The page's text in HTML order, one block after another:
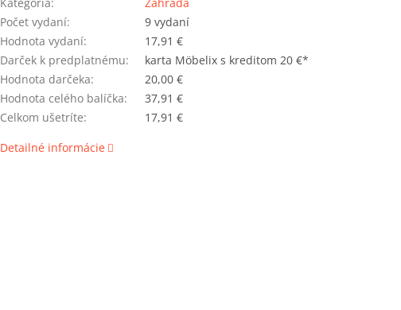
Kategória:
Záhrada
Počet vydaní:
9 vydaní
Hodnota vydaní:
17,91 €
Darček k predplatnému:
karta Möbelix s kreditom 20 €*
Hodnota darčeka:
20,00 €
Hodnota celého balíčka:
37,91 €
Celkom ušetríte:
17,91 €
Detailné informácie